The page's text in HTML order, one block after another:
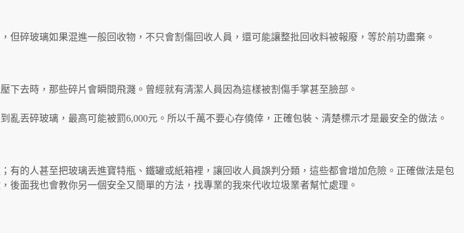
碎玻璃如果混進一般回收物，不只會割傷回收人員，還可能讓整批回收料被報廢，等於前功盡棄。
去時，那些碎片會瞬間飛濺。曾經就有清潔人員因為這樣被割傷手掌甚至臉部。
丟碎玻璃，最高可能被罰6,000元。所以千萬不要心存僥倖，正確包裝、清楚標示才是最安全的做法。
的人甚至把玻璃丟進寶特瓶、鐵罐或紙箱裡，讓回收人員誤判分類，這些都會增加危險。正確做法是包
面我也會教你另一個安全又簡單的方法，找專業的我來代收垃圾業者幫忙處理。